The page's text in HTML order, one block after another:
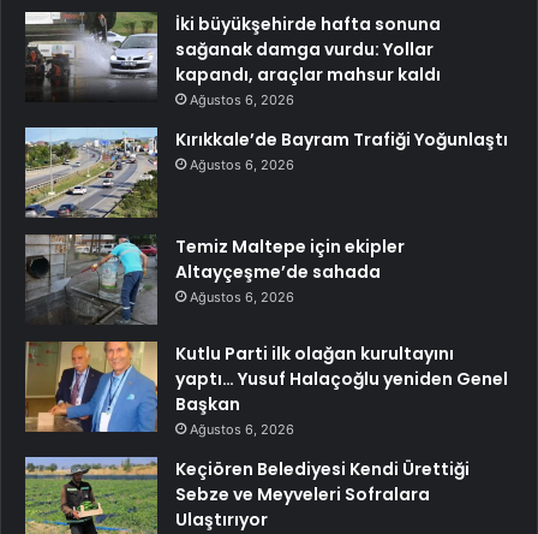
İki büyükşehirde hafta sonuna
sağanak damga vurdu: Yollar
kapandı, araçlar mahsur kaldı
Ağustos 6, 2026
Kırıkkale’de Bayram Trafiği Yoğunlaştı
Ağustos 6, 2026
Temiz Maltepe için ekipler
Altayçeşme’de sahada
Ağustos 6, 2026
Kutlu Parti ilk olağan kurultayını
yaptı… Yusuf Halaçoğlu yeniden Genel
Başkan
Ağustos 6, 2026
Keçiören Belediyesi Kendi Ürettiği
Sebze ve Meyveleri Sofralara
Ulaştırıyor